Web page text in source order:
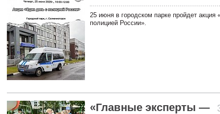
25 июня в городском парке пройдет акция
полицией России».
«Главные эксперты —